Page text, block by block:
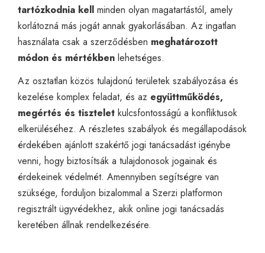
tartózkodnia kell minden olyan magatartástól, amely
korlátozná más jogát annak gyakorlásában. Az ingatlan
használata csak a szerződésben meghatározott
módon és mértékben lehetséges.
Az osztatlan közös tulajdonú területek szabályozása és
kezelése komplex feladat, és az együttműködés,
megértés és tisztelet kulcsfontosságú a konfliktusok
elkerüléséhez. A részletes szabályok és megállapodások
érdekében ajánlott szakértő jogi tanácsadást igénybe
venni, hogy biztosítsák a tulajdonosok jogainak és
érdekeinek védelmét. Amennyiben segítségre van
szüksége, forduljon bizalommal a Szerzi platformon
regisztrált ügyvédekhez, akik online jogi tanácsadás
keretében állnak rendelkezésére.